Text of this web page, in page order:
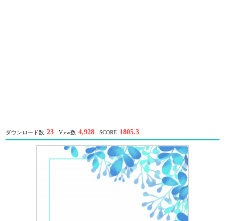
ダウンロード数 23 View数 4,928 SCORE 1805.3